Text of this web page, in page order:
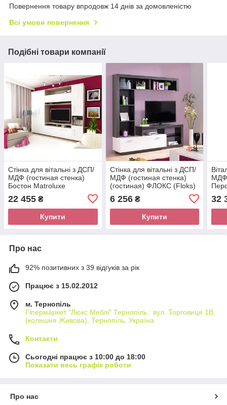
Повернення товару впродовж 14 днів за домовленістю
Всі умови повернення
Подібні товари компанії
Стінка для вітальні з ДСП/
МДФ (гостиная стенка)
Бостон Matroluxe
22 455 ₴
Купити
Стінка для вітальні з ДСП/
МДФ (гостиная стенка)
(гостиная) ФЛОКС (Floks)
білий титан ВМВ Холдінг
6 256₴
Купити
МДФ
32
Про нас
92% позитивних з 39 відгуків за рік
Працює з 15.02.2012
м. Тернопіль
Гіпермаркет "Люкс Меблі" Тернопіль : вул. Торговиця 1В
(колишня Живова), Тернопіль, Україна
Контакти
Сьогодні працює з 10:00 до 18:00
Показати весь графік роботи
Про нас